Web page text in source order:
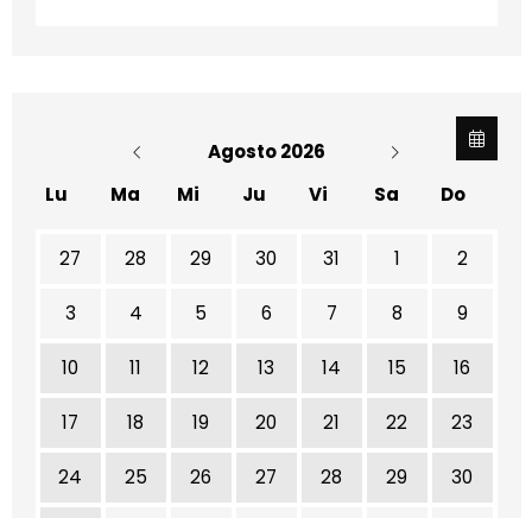
Agosto 2026
Lu
Ma Mi Ju Vi Sa Do
No hay ninguna actividad este mes
27 28 29 30 31 1 2
3 4 5 6 7 8 9
10 11 12 13 14 15 16
17 18 19 20 21 22 23
24 25 26 27 28 29 30